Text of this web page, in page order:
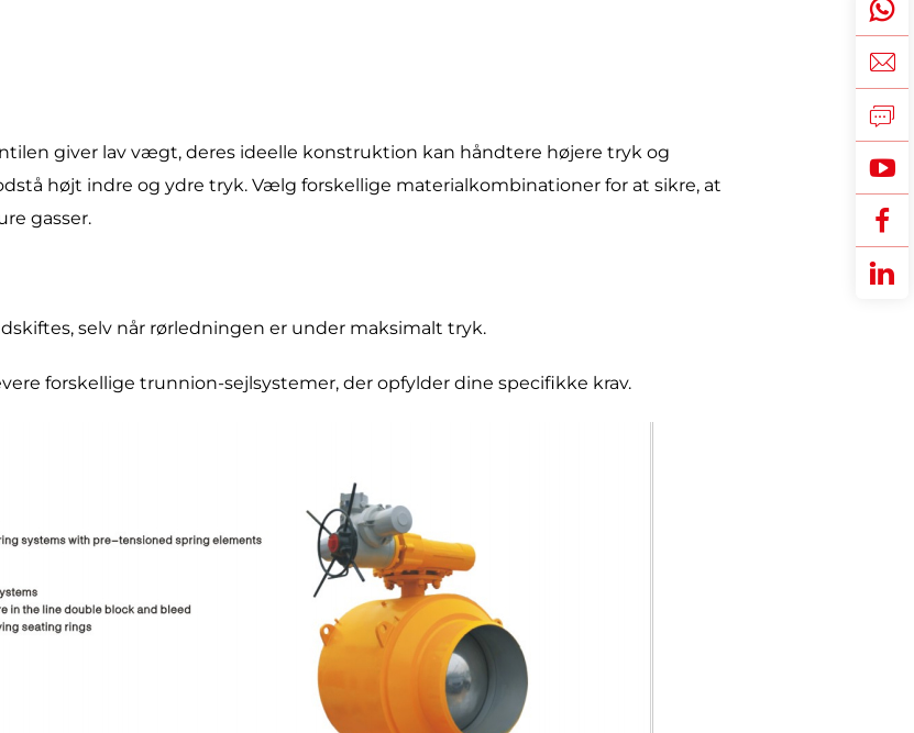
giver lav vægt, deres ideelle konstruktion kan håndtere højere tryk og
højt indre og ydre tryk. Vælg forskellige materialkombinationer for at sikre, at
gasser.
selv når rørledningen er under maksimalt tryk.
forskellige trunnion-sejlsystemer, der opfylder dine specifikke krav.